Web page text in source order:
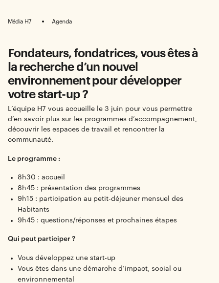
Média H7 Agenda
Fondateurs, fondatrices, vous êtes à
la recherche d’un nouvel
environnement pour développer
votre start-up ?
L’équipe H7 vous accueille le 3 juin pour vous permettre
d’en savoir plus sur les programmes d’accompagnement,
découvrir les espaces de travail et rencontrer la
communauté.
Le programme :
8h30 : accueil
8h45 : présentation des programmes
9h15 : participation au petit-déjeuner mensuel des
Habitants
9h45 : questions/réponses et prochaines étapes
Qui peut participer ?
Vous développez une start-up
Vous êtes dans une démarche d’impact, social ou
environnemental